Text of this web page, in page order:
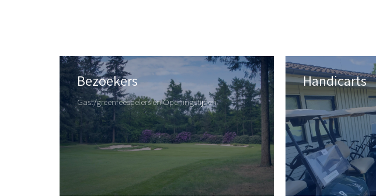
Bezoekers
Gast/greenfeespelers en Openingstijden
Handicarts